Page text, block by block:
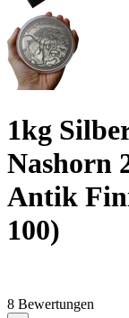
1kg
Nashorn
Antik
100)
8 Bewertungen